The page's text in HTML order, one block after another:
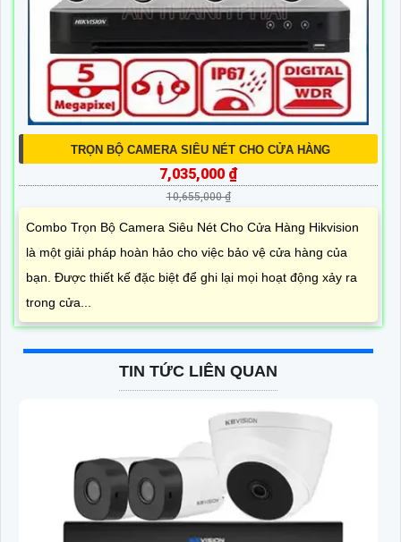
TRỌN BỘ CAMERA SIÊU NÉT CHO CỬA HÀNG
7,035,000 ₫
10,655,000 ₫
Combo Trọn Bộ Camera Siêu Nét Cho Cửa Hàng Hikvision
là một giải pháp hoàn hảo cho việc bảo vệ cửa hàng của
bạn. Được thiết kế đặc biệt để ghi lại mọi hoạt động xảy ra
trong cửa...
TIN TỨC LIÊN QUAN